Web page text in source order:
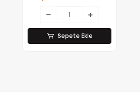
425821 )*10x1
Sepete Ekle